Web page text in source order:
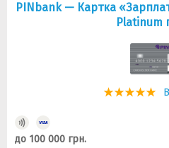
PINbank — Картка
Platinum
до 100 000 грн.